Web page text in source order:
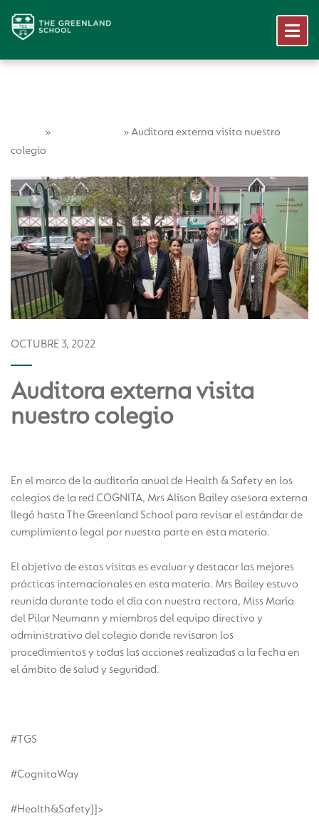
» »Auditora externa visita nuestro
colegio
OCTUBRE 3, 2022
Auditora externa visita
nuestro colegio
En el marco de la auditoría anual de Health & Safety en los
colegios de la red COGNITA, Mrs Alison Bailey asesora externa
llegó hasta The Greenland School para revisar el estándar de
cumplimiento legal por nuestra parte en esta materia.
El objetivo de estas visitas es evaluar y destacar las mejores
prácticas internacionales en esta materia. Mrs Bailey estuvo
reunida durante todo el día con nuestra rectora, Miss María
del Pilar Neumann y miembros del equipo directivo y
administrativo del colegio donde revisaron los
procedimientos y todas las acciones realizadas a la fecha en
el ámbito de salud y seguridad.
#TGS
#CognitaWay
#Health&Safety]]>